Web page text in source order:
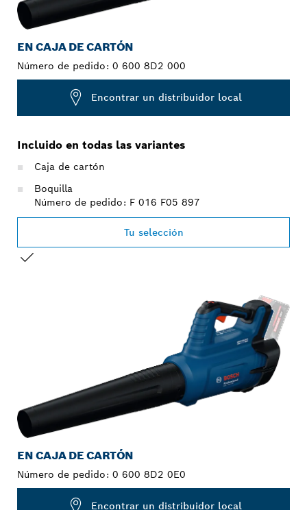
EN CAJA DE CARTÓN
Número de pedido: 0 600 8D2 000
Encontrar un distribuidor local
Incluido en todas las variantes
Caja de cartón
Boquilla
Número de pedido: F 016 F05 897
Tu selección
EN CAJA DE CARTÓN
Número de pedido: 0 600 8D2 0E0
Encontrar un distribuidor local